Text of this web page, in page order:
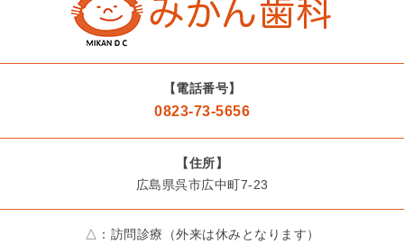
【電話番号】
0823-73-5656
【住所】
広島県呉市広中町7-23
△：訪問診療（外来は休みとなります）